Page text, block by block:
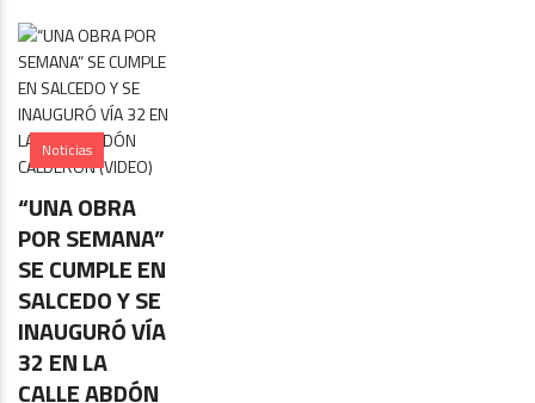
Noticias
“UNA OBRA
POR SEMANA”
SE CUMPLE EN
SALCEDO Y SE
INAUGURÓ VÍA
32 EN LA
CALLE ABDÓN